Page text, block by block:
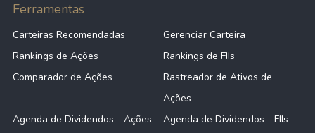
Ferramentas
Carteiras Recomendadas
Gerenciar Carteira
Rankings de Ações
Rankings de FIIs
Comparador de Ações
Rastreador de Ativos de
Ações
Agenda de Dividendos - Ações
Agenda de Dividendos - FIIs